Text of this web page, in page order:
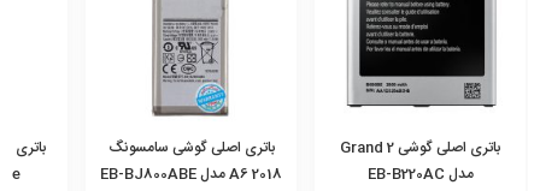
باتری اصلی گوشی سامسونگ
باتری اصلی گوشی سامسونگ
S6 Edge مدل EB-
باتری
C9 pro مدل EB-BC900ABE